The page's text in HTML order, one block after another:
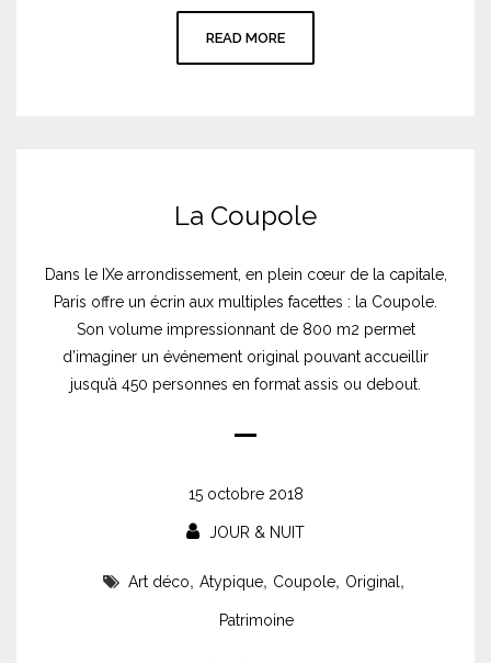
READ MORE
La Coupole
Dans le IXe arrondissement, en plein cœur de la capitale,
Paris offre un écrin aux multiples facettes : la Coupole.
Son volume impressionnant de 800 m2 permet
d’imaginer un événement original pouvant accueillir
jusqu’à 450 personnes en format assis ou debout.
15 octobre 2018
JOUR & NUIT
Art déco, Atypique, Coupole, Original ,
Patrimoine